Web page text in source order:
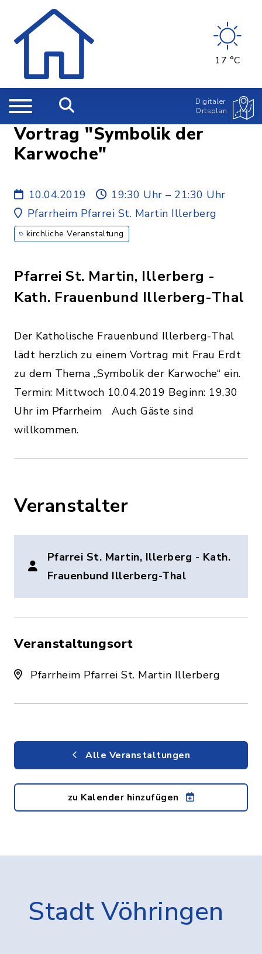
17 °C
Digitaler
Ortsplan
Vortrag "Symbolik der
Karwoche"
10.04.2019
19:30 Uhr – 21:30 Uhr
Pfarrheim Pfarrei St. Martin Illerberg
kirchliche Veranstaltung
Pfarrei St. Martin, Illerberg -
Kath. Frauenbund Illerberg-Thal
Der Katholische Frauenbund Illerberg-Thal
lädt herzlich zu einem Vortrag mit Frau Erdt
zu dem Thema „Symbolik der Karwoche“ ein.
Termin: Mittwoch 10.04.2019 Beginn: 19.30
Uhr im Pfarrheim Auch Gäste sind
willkommen.
Veranstalter
Pfarrei St. Martin, Illerberg - Kath.
Frauenbund Illerberg-Thal
Veranstaltungsort
Pfarrheim Pfarrei St. Martin Illerberg
Alle Veranstaltungen
zu Kalender hinzufügen
Stadt Vöhringen